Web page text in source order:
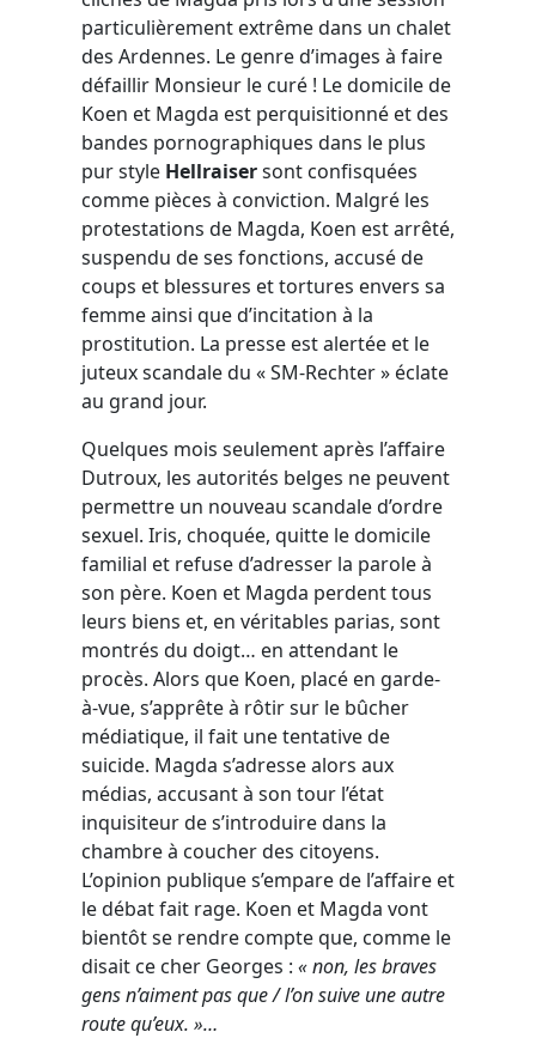
particulièrement extrême dans un chalet
des Ardennes. Le genre d’images à faire
défaillir Monsieur le curé ! Le domicile de
Koen et Magda est perquisitionné et des
bandes pornographiques dans le plus
pur style Hellraisersont confisquées
comme pièces à conviction. Malgré les
protestations de Magda, Koen est arrêté,
suspendu de ses fonctions, accusé de
coups et blessures et tortures envers sa
femme ainsi que d’incitation à la
prostitution. La presse est alertée et le
juteux scandale du « SM-Rechter » éclate
au grand jour.
Quelques mois seulement après l’affaire
Dutroux, les autorités belges ne peuvent
permettre un nouveau scandale d’ordre
sexuel. Iris, choquée, quitte le domicile
familial et refuse d’adresser la parole à
son père. Koen et Magda perdent tous
leurs biens et, en véritables parias, sont
montrés du doigt… en attendant le
procès. Alors que Koen, placé en garde-
à-vue, s’apprête à rôtir sur le bûcher
médiatique, il fait une tentative de
suicide. Magda s’adresse alors aux
médias, accusant à son tour l’état
inquisiteur de s’introduire dans la
chambre à coucher des citoyens.
L’opinion publique s’empare de l’affaire et
le débat fait rage. Koen et Magda vont
bientôt se rendre compte que, comme le
disait ce cher Georges : « non, les braves
gens n’aiment pas que / l’on suive une autre
route qu’eux. »…